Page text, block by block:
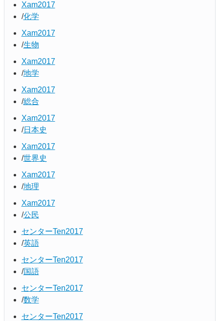
Xam2017
化学
Xam2017
生物
Xam2017
地学
Xam2017
総合
Xam2017
日本史
Xam2017
世界史
Xam2017
地理
Xam2017
公民
センターTen2017
英語
センターTen2017
国語
センターTen2017
数学
センターTen2017